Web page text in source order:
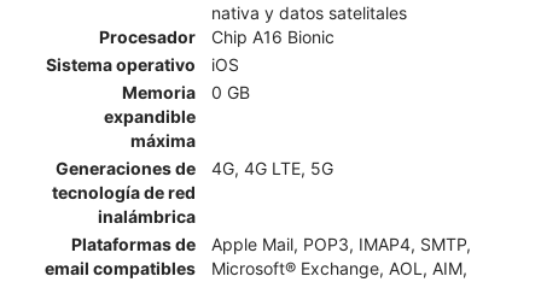
nativa y datos satelitales
Procesador
Chip A16 Bionic
Sistema operativo
iOS
Memoria
expandible
máxima
0 GB
Generaciones de
tecnología de red
inalámbrica
4G, 4G LTE, 5G
Plataformas de
email compatibles
Apple Mail, POP3, IMAP4, SMTP,
Microsoft® Exchange, AOL, AIM,